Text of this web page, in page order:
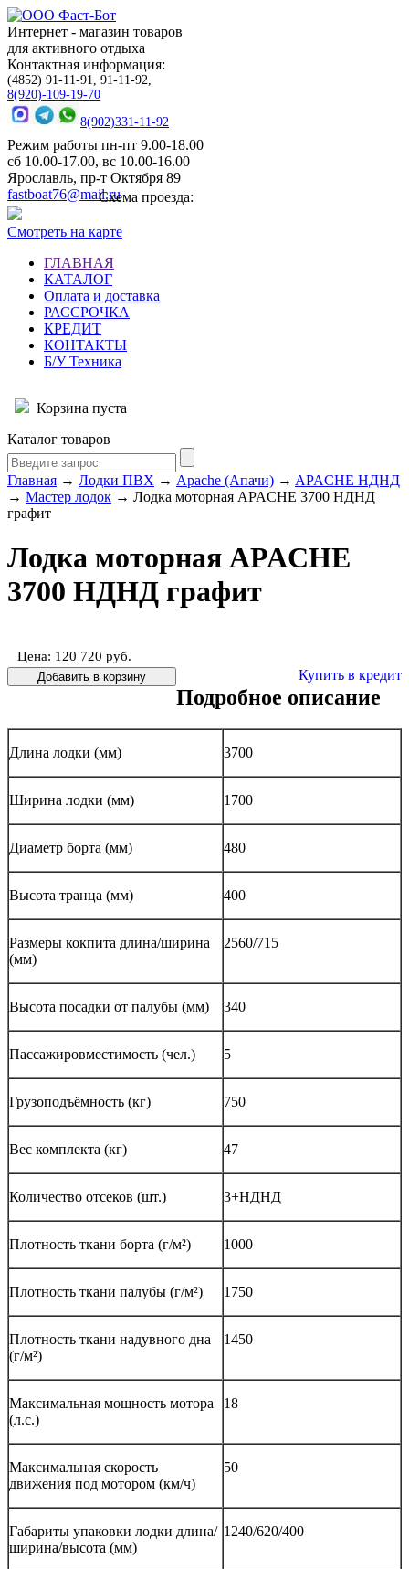
Интернет - магазин товаров
для активного отдыха
Контактная информация:
(4852) 91-11-91, 91-11-92,
8(920)-109-19-70
8(902)331-11-92
Режим работы пн-пт 9.00-18.00
сб 10.00-17.00, вс 10.00-16.00
Ярославль, пр-т Октября 89
fastboat76@mail.ruСхема проезда:
Смотреть на карте
ГЛАВНАЯ
КАТАЛОГ
Оплата и доставка
РАССРОЧКА
КРЕДИТ
КОНТАКТЫ
Б/У Техника
Корзина пуста
Каталог товаров
Главная → Лодки ПВХ → Apache (Апачи) → APACHE НДНД
→ Мастер лодок → Лодка моторная APACHE 3700 НДНД
графит
Лодка моторная APACHE
3700 НДНД графит
Цена: 120 720 руб.
Купить в кредит
Подробное описание
Длина лодки (мм) 3700
Ширина лодки (мм) 1700
Диаметр борта (мм) 480
Высота транца (мм) 400
Размеры кокпита длина/ширина
(мм)
2560/715
Высота посадки от палубы (мм) 340
Пассажировместимость (чел.) 5
Грузоподъёмность (кг) 750
Вес комплекта (кг) 47
Количество отсеков (шт.) 3+НДНД
Плотность ткани борта (г/м²) 1000
Плотность ткани палубы (г/м²) 1750
Плотность ткани надувного дна
(г/м²)
1450
Максимальная мощность мотора
(л.с.)
18
Максимальная скорость
движения под мотором (км/ч)
50
Габариты упаковки лодки длина/
ширина/высота (мм)
1240/620/400